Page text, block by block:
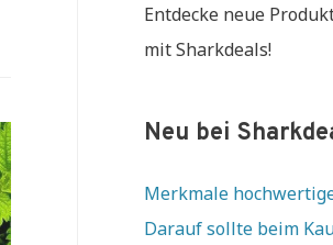
Entdecke neue
mit Sharkdeals!
Neu bei
Merkmale
Darauf sollte beim